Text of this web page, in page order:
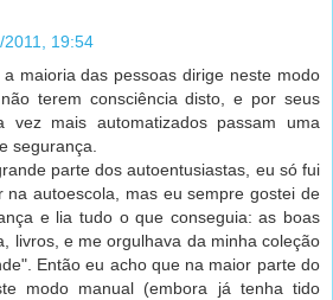
2011, 19:54
maioria das pessoas dirige neste modo
terem consciência disto, e por seus
vez mais automatizados passam uma
segurança.
parte dos autoentusiastas, eu só fui
na autoescola, mas eu sempre gostei de
e lia tudo o que conseguia: as boas
livros, e me orgulhava da minha coleção
Então eu acho que na maior parte do
modo manual (embora já tenha tido